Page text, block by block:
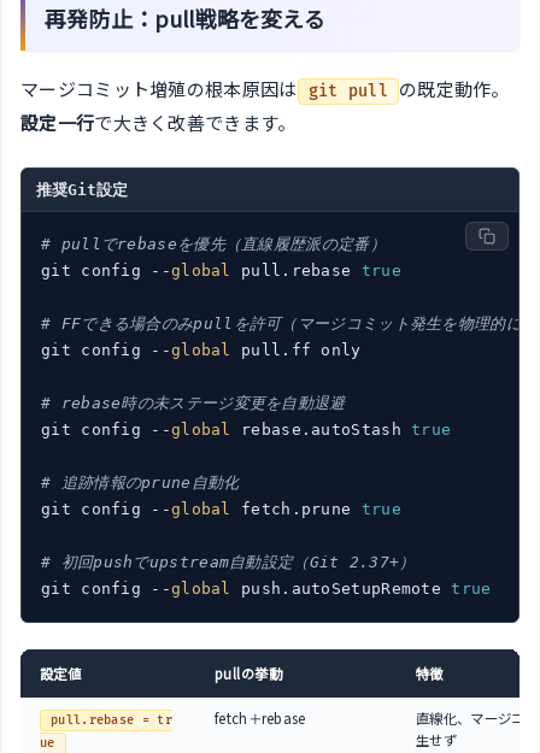
再発防止：pull戦略を変える
マージコミット増殖の根本原因は git pull
の既定動作。
設定一行で大きく改善できます。
推奨Git設定
# pullでrebaseを優先（直線履歴派の定番）
git config --global pull.rebase true
# FFできる場合のみpullを許可（マージコミット発生を物理的に防
git config --global pull.ff only
# rebase時の未ステージ変更を自動退避
git config --global rebase.autoStash true
# 追跡情報のprune自動化
git config --global fetch.prune true
# 初回pushでupstream自動設定（Git 2.37+）
git config --global push.autoSetupRemote true
設定値 pullの挙動 特徴
pull.rebase = tr
ue
fetch＋rebase
直線化、マージコ
生せず